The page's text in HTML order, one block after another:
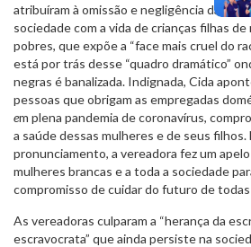
atribuíram à omissão e negligência da
sociedade com a vida de crianças filhas
pobres, que expõe a “face mais cruel do
está por trás desse “quadro dramático”
negras é banalizada. Indignada, Cida
pessoas que obrigam as empregadas
em plena pandemia de coronavírus,
a saúde dessas mulheres e de seus filhos.
pronunciamento, a vereadora fez um
mulheres brancas e a toda a sociedade
compromisso de cuidar do futuro de todas
As vereadoras culparam a “herança da
escravocrata” que ainda persiste na